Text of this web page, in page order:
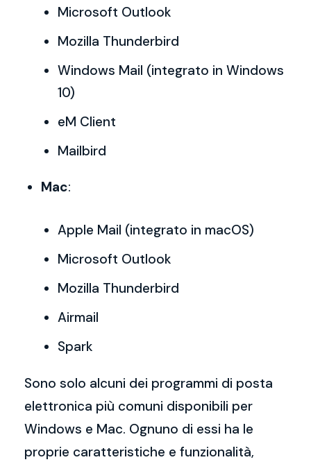
Microsoft Outlook
Mozilla Thunderbird
Windows Mail (integrato in Windows
10)
eM Client
Mailbird
Mac:
Apple Mail (integrato in macOS)
Microsoft Outlook
Mozilla Thunderbird
Airmail
Spark
Sono solo alcuni dei programmi di posta
elettronica più comuni disponibili per
Windows e Mac. Ognuno di essi ha le
proprie caratteristiche e funzionalità,